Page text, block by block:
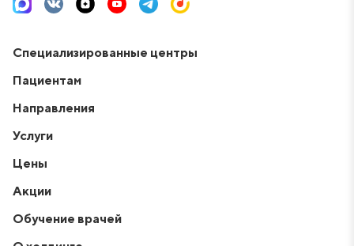
Специализированные центры
Пациентам
Направления
Услуги
Цены
Акции
Обучение врачей